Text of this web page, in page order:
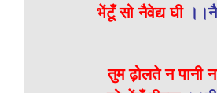
भेंटूँ सो नैवेद्य घी
तुम ढ़ोलते न पानी